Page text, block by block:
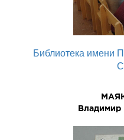
Библиотека имени
Владимир